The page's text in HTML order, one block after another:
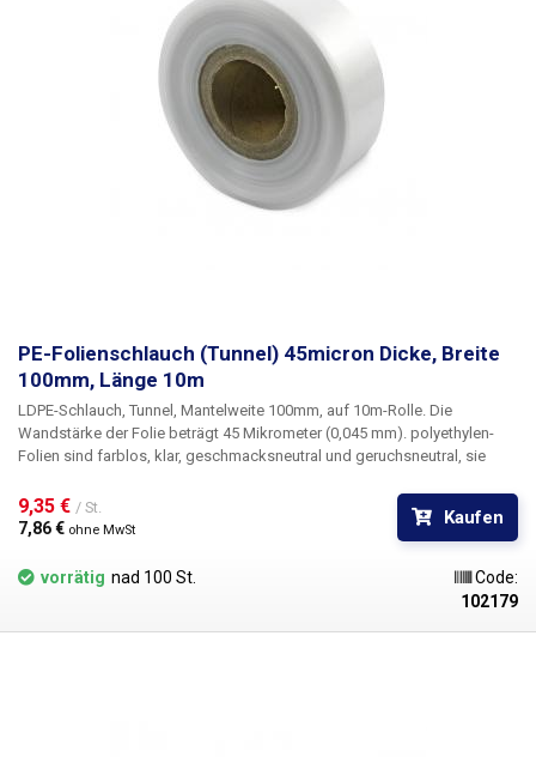
PE-Folienschlauch (Tunnel) 45micron Dicke, Breite
100mm, Länge 10m
LDPE-Schlauch, Tunnel, Mantelweite 100mm, auf 10m-Rolle. Die
Wandstärke der Folie beträgt 45 Mikrometer (0,045 mm). polyethylen-
Folien sind farblos, klar, geschmacksneutral und geruchsneutral, sie
Sie sind langlebig, flexibel, leicht mit Hitze zu verschweißen, frost- und
feuchtigkeitsbeständig. Die Folie eignet sich für die Herstellung von
Beuteln, Taschen und Verpackungen jeglicher Waren. PE-Folien sind
gesundheitlich unbedenklich, 100% recycelbar, für
Lebensmittelverpackungen geeignet (Zertifikat vorhanden) und erfüllen
Slg. (Verpackungsgesetz). Ideal zum Schweißen mit allen
9,35 € / St.
7,86 € ohne MwSt
Kaufen
vorrätig nad 100 St.
Code:
102179